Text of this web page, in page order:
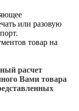
или разовую
товар на
расчет
Вами товара